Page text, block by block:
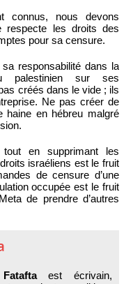
connus, nous devons
respecte les droits des
pour sa censure.
responsabilité dans la
palestinien sur ses
créés dans le vide ; ils
Ne pas créer de
haine en hébreu malgré
tout en supprimant les
israéliens est le fruit
de censure d’une
occupée est le fruit
de prendre d’autres
est écrivain,